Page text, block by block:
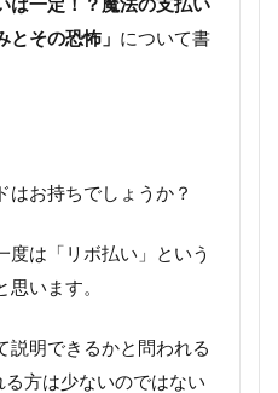
その恐怖」 について書
はお持ちでしょうか？
度は「リボ払い」という
います。
説明できるかと問われる
方は少ないのではない